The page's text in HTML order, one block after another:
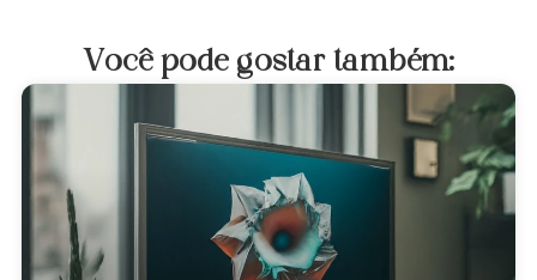
Você pode gostar também: